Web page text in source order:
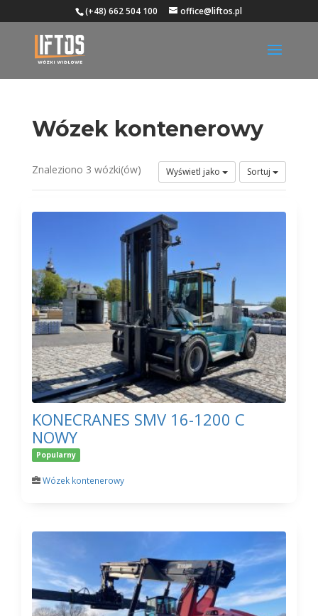
(+48) 662 504 100 office@liftos.pl
Wózek kontenerowy
Znaleziono 3 wózki(ów) Wyświetl jako Sortuj
KONECRANES SMV 16-1200 C
NOWY
Popularny
Wózek kontenerowy